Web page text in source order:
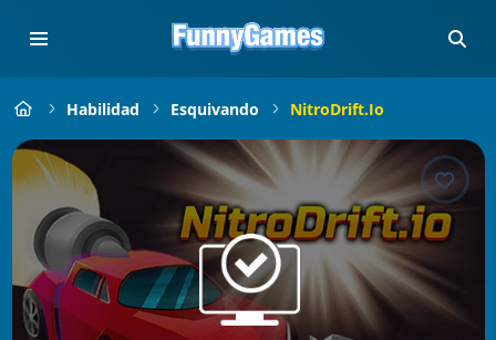
Habilidad Esquivando NitroDrift.io